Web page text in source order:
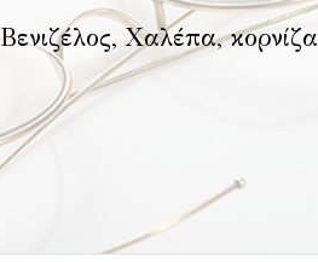
Βενιζέλος, Χαλέπα, κορνίζα